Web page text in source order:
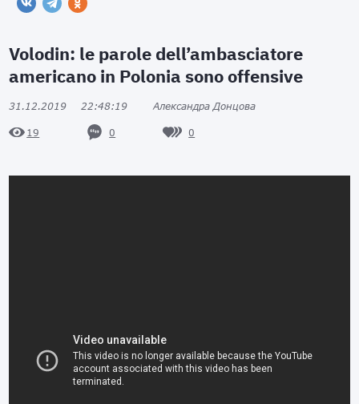
Volodin: le parole dell’ambasciatore
americano in Polonia sono offensive
31.12.2019 22:48:19 Александра Донцова
19 0 0